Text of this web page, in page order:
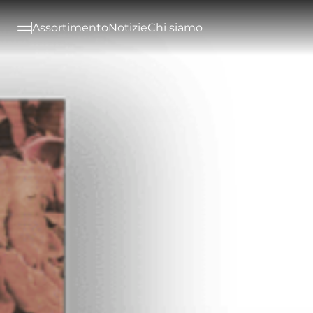
AssortimentoNotizieChi siamo